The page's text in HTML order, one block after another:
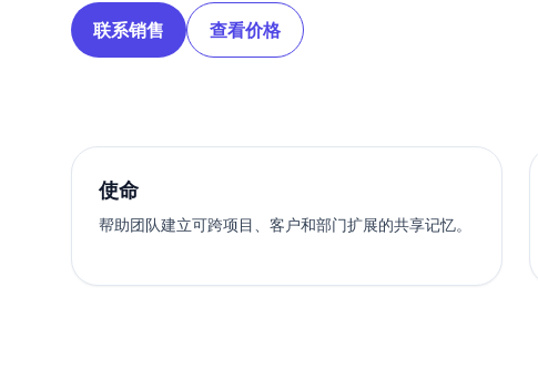
联系销售 查看价格
使命
帮助团队建立可跨项目、客户和部门扩展的共享记忆。